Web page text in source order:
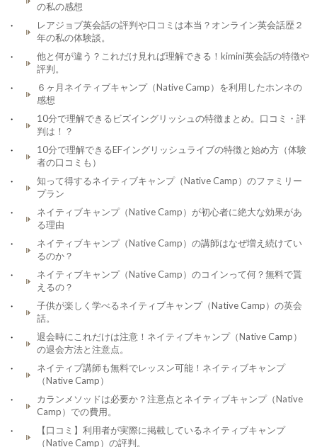
の私の感想
レアジョブ英会話の評判や口コミは本当？オンライン英会話歴２
年の私の体験談。
他と何が違う？これだけ見れば理解できる！kimini英会話の特徴や
評判。
６ヶ月ネイティブキャンプ（Native Camp）を利用したホンネの
感想
10分で理解できるビズイングリッシュの特徴まとめ。口コミ・評
判は！？
10分で理解できるEFイングリッシュライブの特徴と始め方（体験
者の口コミも）
知って得するネイティブキャンプ（Native Camp）のファミリー
プラン
ネイティブキャンプ（Native Camp）が初心者に絶大な効果があ
る理由
ネイティブキャンプ（Native Camp）の講師はなぜ増え続けてい
るのか？
ネイティブキャンプ（Native Camp）のコインって何？無料で貰
えるの？
子供が楽しく学べるネイティブキャンプ（Native Camp）の英会
話。
退会時にこれだけは注意！ネイティブキャンプ（Native Camp）
の退会方法と注意点。
ネイティブ講師も無料でレッスン可能！ネイティブキャンプ
（Native Camp）
カランメソッドは必要か？注意点とネイティブキャンプ（Native
Camp）での費用。
【口コミ】利用者が実際に掲載しているネイティブキャンプ
（Native Camp）の評判。